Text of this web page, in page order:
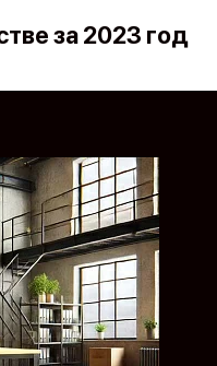
за 2023 год